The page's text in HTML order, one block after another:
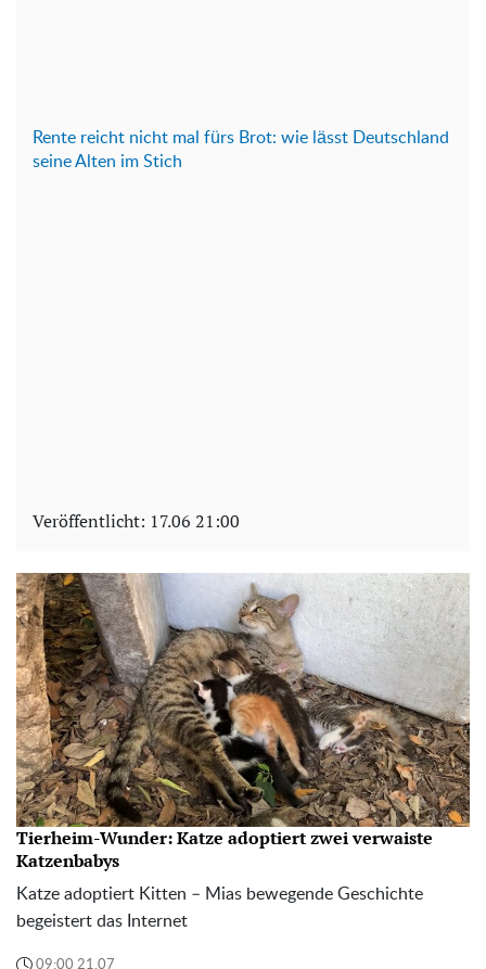
Rente reicht nicht mal fürs Brot: wie lässt Deutschland
seine Alten im Stich
Veröffentlicht: 17.06 21:00
Tierheim-Wunder: Katze adoptiert zwei verwaiste
Katzenbabys
Katze adoptiert Kitten – Mias bewegende Geschichte
begeistert das Internet
09:00 21.07